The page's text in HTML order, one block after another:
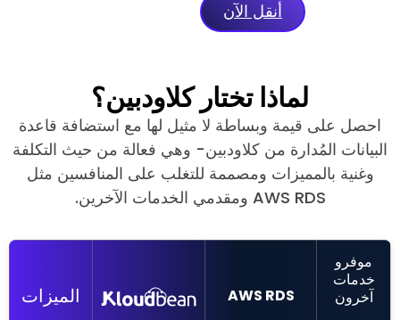
أنقل الآن
لماذا تختار كلاودبين؟
احصل على قيمة وبساطة لا مثيل لها مع استضافة قاعدة
البيانات المُدارة من كلاودبين- وهي فعالة من حيث التكلفة
وغنية بالمميزات ومصممة للتغلب على المنافسين مثل
AWS RDS ومقدمي الخدمات الآخرين.
الميزات AWS RDS
موفرو
خدمات
آخرون